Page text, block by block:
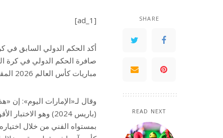
SHARE
READ NEXT
[ad_1]
أكد الحكم الدولي السابق في
صافرة الحكم الدولي في كرة
مباريات كأس العالم 2026 المقررة في المكسيك وأميركا وكندا.
وقال لـ«الإمارات اليوم»: إن
(باريس 2024) وهو
بمستواه الفني من خلال